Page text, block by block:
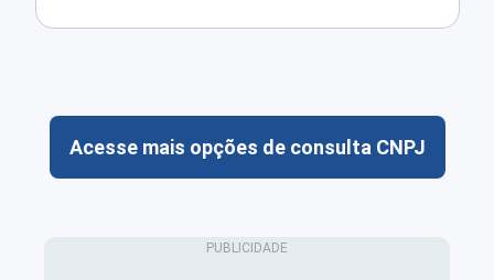
Acesse mais opções de consulta CNPJ